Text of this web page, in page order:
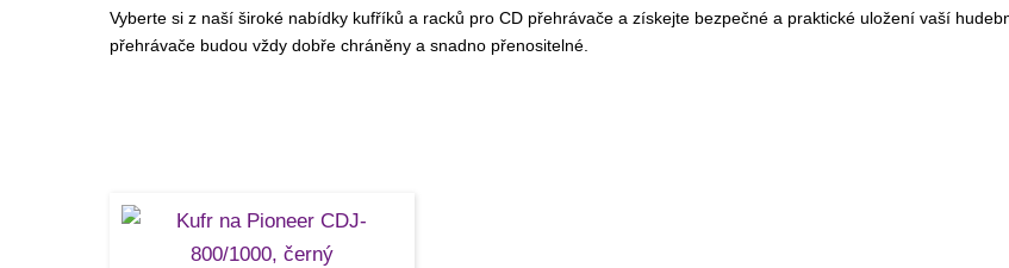
Vyberte si z naší široké nabídky kufříků a racků pro CD přehrávače a získejte bezpečné a praktické uložení vaší
přehrávače budou vždy dobře chráněny a snadno přenositelné.